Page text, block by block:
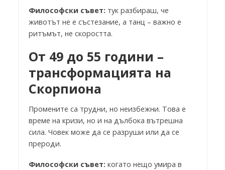
Философски съвет: тук разбираш, че
животът не е състезание, а танц – важно е
ритъмът, не скоростта.
От 49 до 55 години –
трансформацията на
Скорпиона
Промените са трудни, но неизбежни. Това е
време на кризи, но и на дълбока вътрешна
сила. Човек може да се разруши или да се
прероди.
Философски съвет: когато нещо умира в